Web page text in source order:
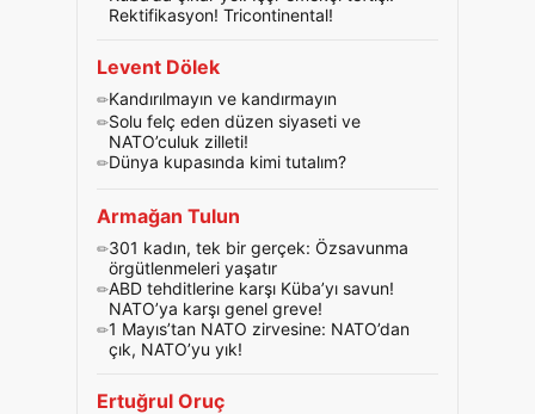
Rektifikasyon! Tricontinental!
Levent Dölek
Kandırılmayın ve kandırmayın
Solu felç eden düzen siyaseti ve
NATO’culuk zilleti!
Dünya kupasında kimi tutalım?
Armağan Tulun
301 kadın, tek bir gerçek: Özsavunma
örgütlenmeleri yaşatır
ABD tehditlerine karşı Küba’yı savun!
NATO’ya karşı genel greve!
1 Mayıs’tan NATO zirvesine: NATO’dan
çık, NATO’yu yık!
Ertuğrul Oruç